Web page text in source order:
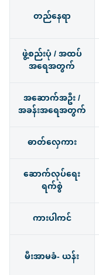
တည်နေရာ
ဖွဲ့စည်းပုံ / အထပ်
အရေအတွက်
အဆောက်အဦး /
အခန်းအရေအတွက်
ဓာတ်လှေကား
ဆောက်လုပ်ရေး
ရက်စွဲ
ကားပါကင်
မီးအာမခံ- ယန်း